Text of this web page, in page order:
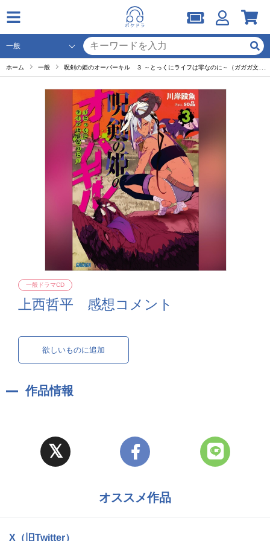
ホーム 一般 呪剣の姫のオーバーキル ３ ～とっくにライフは零なのに～（ガガガ文庫）
上西哲平 感想コメント
一般ドラマCD
欲しいものに追加
作品情報
オススメ作品
X（旧Twitter）